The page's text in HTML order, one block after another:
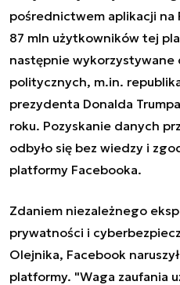
pośrednictwem aplikacji na
87 mln użytkowników tej
następnie wykorzystywane
politycznych, m.in.
prezydenta Donalda
roku. Pozyskanie danych
odbyło się bez wiedzy i
platformy Facebooka.
Zdaniem niezależnego
prywatności i
Olejnika, Facebook
platformy. "Waga zaufania